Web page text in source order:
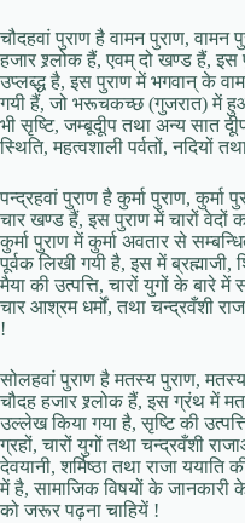
चौदहवां पुराण है वामन पुराण, वामन
हजार श्र्लोक हैं, एवम् दो खण्ड हैं,
उप्लब्द्ध है, इस पुराण में भगवान् के
गयी हैं, जो भरूचकच्छ (गुजरात) में
भी सृष्टि, जम्बूदूीप तथा अन्य सात
स्थिति, महत्वशाली पर्वतों, नदियों
पन्द्रहवां पुराण है कुर्मा पुराण, कुर्मा
चार खण्ड हैं, इस पुराण में चारों वेदों
कुर्मा पुराण में कुर्मा अवतार से
पूर्वक लिखी गयी है, इस में ब्रह्माजी,
मैया की उत्पत्ति, चारों युगों के बारे
चार आश्रम धर्मों, तथा चन्द्रवँशी
!
सोलहवां पुराण है मतस्य पुराण,
चौदह हजार श्र्लोक हैं, इस ग्रंथ में
उल्लेख किया गया है, सृष्टि की
ग्रहों, चारों युगों तथा चन्द्रवँशी
देवयानी, शर्मिष्ठा तथा राजा
में है, सामाजिक विषयों के जानकारी
को जरूर पढ़ना चाहियें !